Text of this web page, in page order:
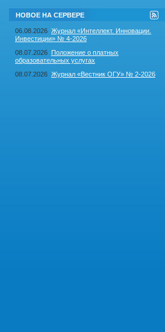
НОВОЕ НА СЕРВЕРЕ
RSS-
лента
на
06.08.2026 Журнал «Интеллект. Инновации.
Инвестиции» № 4-2026
08.07.2026 Положение о платных
образовательных услугах
08.07.2026 Журнал «Вестник ОГУ» № 2-2026